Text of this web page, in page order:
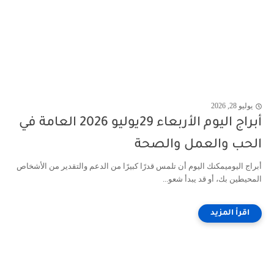
يوليو 28, 2026
أبراج اليوم الأربعاء 29يوليو 2026 العامة في
الحب والعمل والصحة
أبراج اليوميمكنك اليوم أن تلمس قدرًا كبيرًا من الدعم والتقدير من الأشخاص
المحيطين بك، أو قد يبدأ شعو...